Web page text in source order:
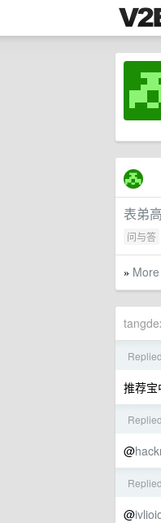
表弟
问与答
»
推荐
@
@